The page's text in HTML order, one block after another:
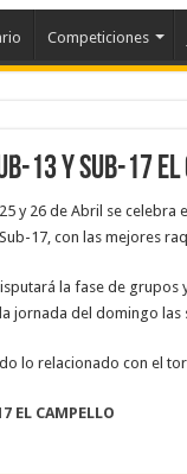
Competiciones
13 Y SUB-17 EL
y 26 de Abril se celebra
17, con las mejores
la fase de
jornada del domingo las
lo relacionado con el
EL CAMPELLO